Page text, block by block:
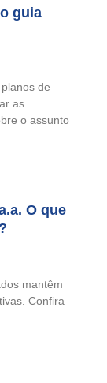
guia
de
as
o assunto
O que
mantêm
Confira